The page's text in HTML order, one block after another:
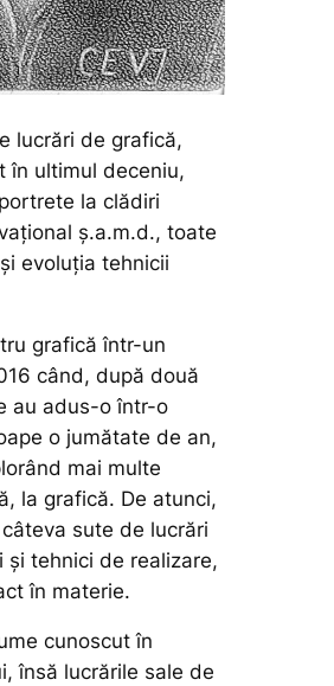
lucrări de grafică,
în ultimul deceniu,
la clădiri
ș.a.m.d., toate
evoluția tehnicii
grafică într-un
când, după două
au adus-o într-o
o jumătate de an,
mai multe
la grafică. De atunci,
sute de lucrări
tehnici de realizare,
în materie.
cunoscut în
însă lucrările sale de